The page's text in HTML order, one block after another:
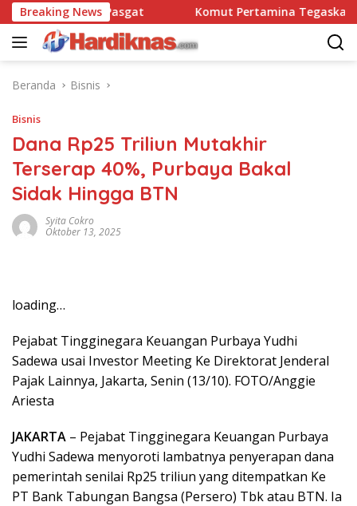
Langsung
ke
konten
Breaking News
90 Pasgat Komut Pertamina Tegaskan Tak
Beranda Bisnis
Bisnis
Dana Rp25 Triliun Mutakhir
Terserap 40%, Purbaya Bakal
Sidak Hingga BTN
Syita Cokro
Oktober 13, 2025
loading…
Pejabat Tingginegara Keuangan Purbaya Yudhi
Sadewa usai Investor Meeting Ke Direktorat Jenderal
Pajak Lainnya, Jakarta, Senin (13/10). FOTO/Anggie
Ariesta
JAKARTA – Pejabat Tingginegara Keuangan Purbaya
Yudhi Sadewa menyoroti lambatnya penyerapan dana
pemerintah senilai Rp25 triliun yang ditempatkan Ke
PT Bank Tabungan Bangsa (Persero) Tbk atau BTN. Ia